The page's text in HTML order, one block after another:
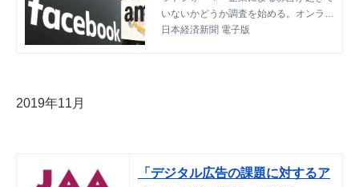
いないかどうか調査を始める。オンライ
ン広告や検索サービス、ソーシャル・ネ
日本経済新聞 電子版
2019年11月
「デジタル広告の課題に対するア